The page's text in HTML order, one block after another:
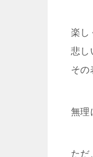
楽し
悲し
その
無理
ただ